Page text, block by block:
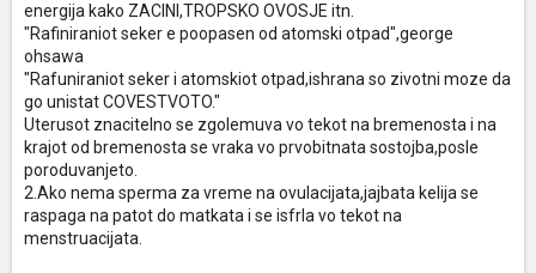
energija kako ZACINI,TROPSKO OVOSJE itn.
"Rafiniraniot seker e poopasen od atomski otpad",george
ohsawa
"Rafuniraniot seker i atomskiot otpad,ishrana so zivotni moze da
go unistat COVESTVOTO."
Uterusot znacitelno se zgolemuva vo tekot na bremenosta i na
krajot od bremenosta se vraka vo prvobitnata sostojba,posle
poroduvanjeto.
2.Ako nema sperma za vreme na ovulacijata,jajbata kelija se
raspaga na patot do matkata i se isfrla vo tekot na
menstruacijata.